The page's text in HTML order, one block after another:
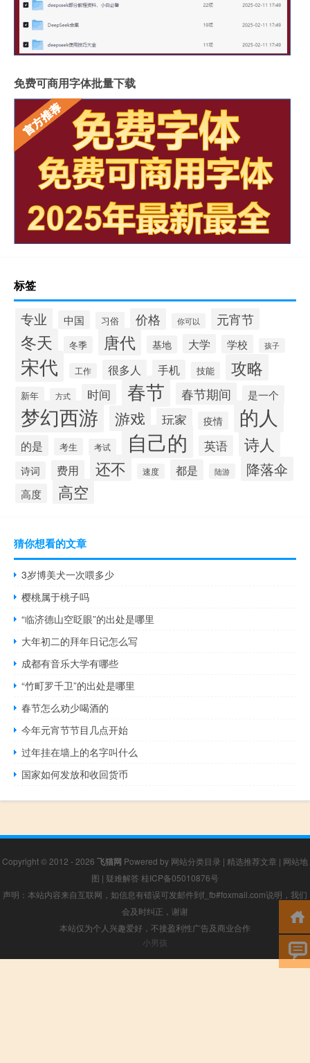
免费可商用字体批量下载
标签
专业 中国 习俗 价格 你可以 元宵节
冬天 冬季 唐代 基地 大学 学校 孩子
宋代 工作 很多人 手机 技能 攻略
新年 方式 时间 春节 春节期间 是一个
梦幻西游 游戏 玩家 疫情 的人
的是 考生 考试 自己的 英语 诗人
诗词 费用 还不 速度 都是 陆游 降落伞
高度 高空
猜你想看的文章
3岁博美犬一次喂多少
樱桃属于桃子吗
“临济德山空眨眼”的出处是哪里
大年初二的拜年日记怎么写
成都有音乐大学有哪些
“竹町罗千卫”的出处是哪里
春节怎么劝少喝酒的
今年元宵节节目几点开始
过年挂在墙上的名字叫什么
国家如何发放和收回货币
Copyright © 2012 - 2026 飞猫网 Powered by 网站分类目录 | 精选推荐文章 | 网站地
图 | 疑难解答 桂ICP备05010876号
声明：本站内容来自互联网，如信息有错误可发邮件到f_fb#foxmail.com说明，我们
会及时纠正，谢谢
本站仅为个人兴趣爱好，不接盈利性广告及商业合作
小男孩